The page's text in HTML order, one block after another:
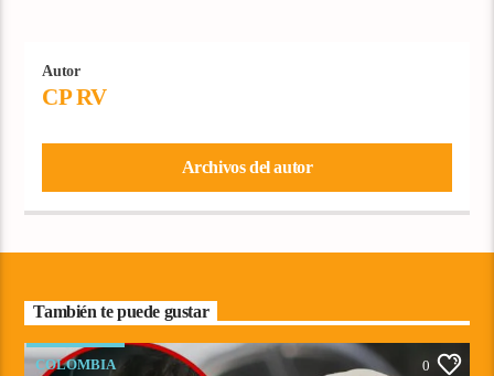
Autor
CP RV
Archivos del autor
También te puede gustar
COLOMBIA 0